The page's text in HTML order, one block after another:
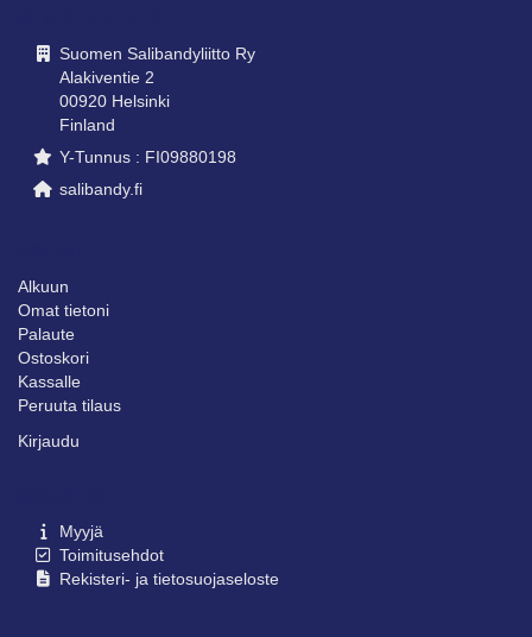
Suomen Salibandyliitto Ry
Alakiventie 2
00920 Helsinki
Finland
Y-Tunnus : FI09880198
salibandy.fi
Alkuun
Omat tietoni
Palaute
Ostoskori
Kassalle
Peruuta tilaus
Kirjaudu
Myyjä
Toimitusehdot
Rekisteri- ja tietosuojaseloste